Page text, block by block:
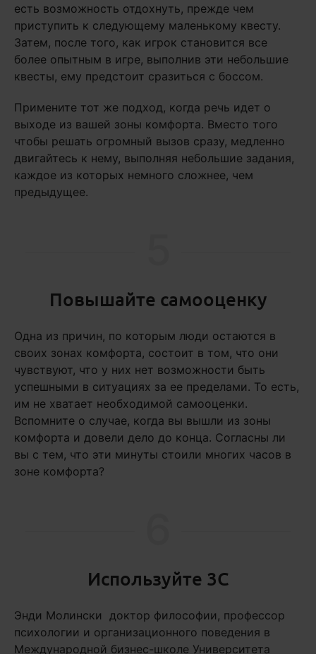
есть возможность отдохнуть, прежде чем
приступить к следующему маленькому квесту.
Затем, после того, как игрок становится все
более опытным в игре, выполнив эти небольшие
квесты, ему предстоит сразиться с боссом.
Примените тот же подход, когда речь идет о
выходе из вашей зоны комфорта. Вместо того
чтобы решать огромный вызов сразу, медленно
двигайтесь к нему, выполняя небольшие задания,
каждое из которых немного сложнее, чем
предыдущее.
Повышайте самооценку
Одна из причин, по которым люди остаются в
своих зонах комфорта, состоит в том, что они
чувствуют, что у них нет возможности быть
успешными в ситуациях за ее пределами. То есть,
им не хватает необходимой самооценки.
Вспомните о случае, когда вы вышли из зоны
комфорта и довели дело до конца. Согласны ли
вы с тем, что эти минуты стоили многих часов в
зоне комфорта?
Используйте 3C
Энди Молински доктор философии, профессор
психологии и организационного поведения в
Международной бизнес-школе Университета